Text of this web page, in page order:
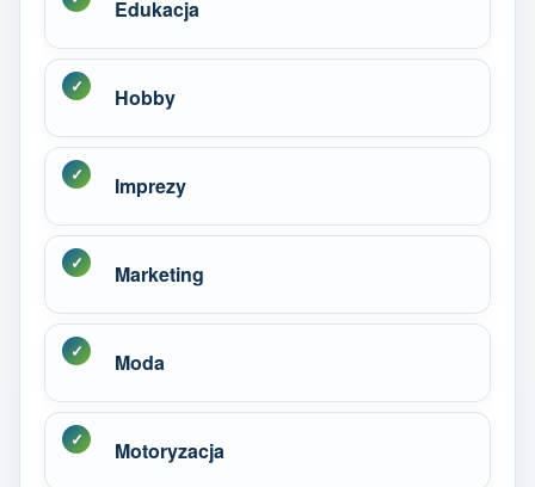
Edukacja
Hobby
Imprezy
Marketing
Moda
Motoryzacja